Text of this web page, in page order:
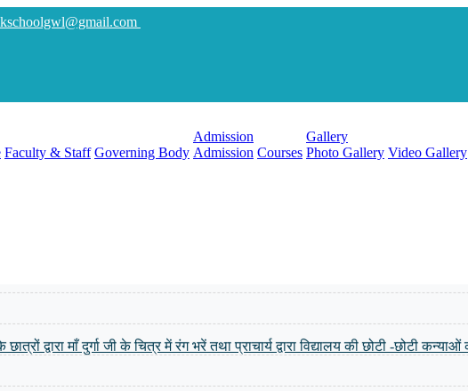
Faculty & Staff Governing Body
Admission
Admission Courses
Gallery
Photo Gallery Video Gallery